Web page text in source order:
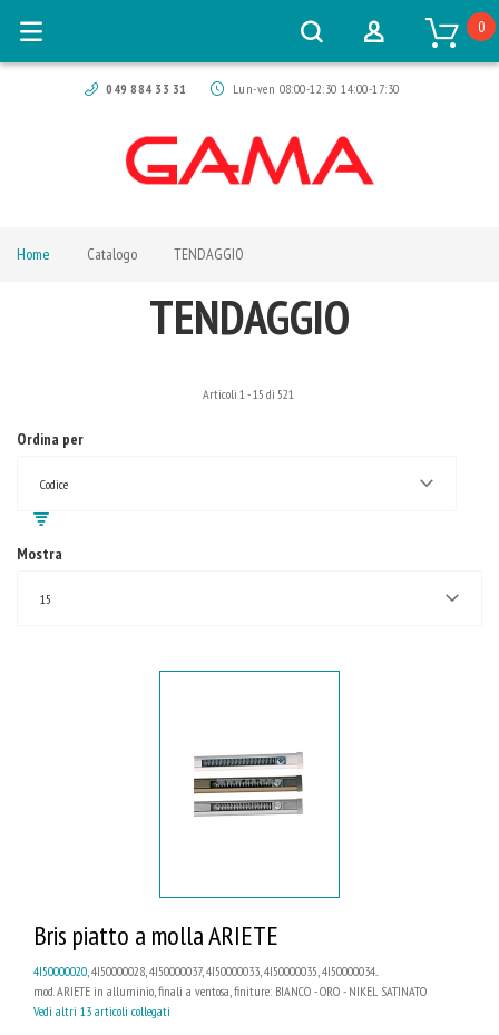
049 884 33 31 Lun-ven 08:00-12:30 14:00-17:30
0
Home Catalogo TENDAGGIO
TENDAGGIO
Ordina per
Codice
Articoli 1 -15 di 521
Mostra
15
Bris piatto a molla ARIETE
4I50000020, 4I50000028, 4I50000037, 4I50000033, 4I50000035, 4I50000034...
mod. ARIETE in alluminio, finali a ventosa, finiture: BIANCO - ORO - NIKEL SATINATO
Vedi altri 13 articoli collegati